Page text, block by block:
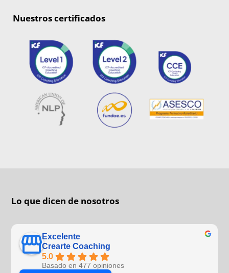
Nuestros certificados
Lo que dicen de nosotros
Excelente
Crearte Coaching
5.0
Basado en 477 opiniones